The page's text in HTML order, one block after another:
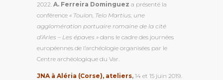
2022. A. Ferreira Dominguez a présenté la
conférence « Toulon, Telo Martius, une
agglomération portuaire romaine de la cité
d’Arles – Les épaves » dans le cadre des journées
européennes de l’archéologie organisées par le
Centre archéologique du Var.
JNA à Aléria (Corse), ateliers, 14 et 15 juin 2019.